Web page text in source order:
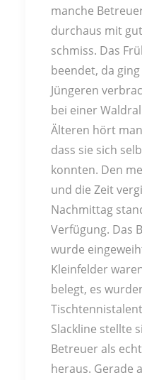
manche
durchaus mit
schmiss. Das
beendet, da
Jüngeren
bei einer
Älteren hört
dass sie sich
konnten. Den
und die Zeit
Nachmittag
Verfügung. Das
wurde
Kleinfelder
belegt, es
Slackline stellte
Betreuer als
heraus. Gerade